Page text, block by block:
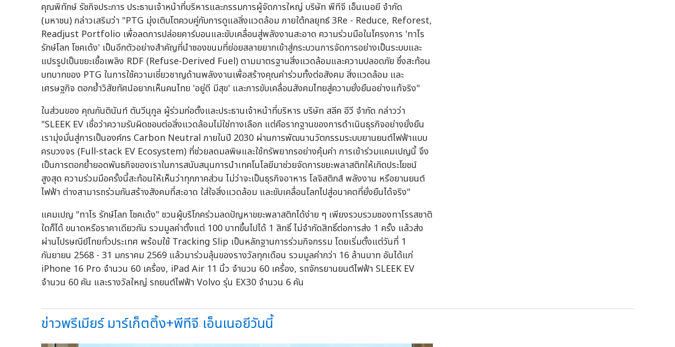
คุณพิทักษ์ รัชกิจประการ ประธานเจ้าหน้าที่บริหารและกรรมการผู้จัดการใหญ่ บริษัท พีทีจี เอ็นเนอยี จำกัด
(มหาชน) กล่าวเสริมว่า "PTG มุ่งเติบโตควบคู่กับการดูแลสิ่งแวดล้อม ภายใต้กลยุทธ์ 3Re - Reduce, Reforest,
Readjust Portfolio เพื่อลดการปล่อยคาร์บอนและขับเคลื่อนสู่พลังงานสะอาด ความร่วมมือในโครงการ 'ทาโร
รักษ์โลก โชคเด้ง' เป็นอีกตัวอย่างสำคัญที่นำซองขนมที่ย่อยสลายยากเข้าสู่กระบวนการจัดการอย่างเป็นระบบและ
แปรรูปเป็นขยะเชื้อเพลิง RDF (Refuse-Derived Fuel) ตามมาตรฐานสิ่งแวดล้อมและความปลอดภัย ซึ่งสะท้อน
บทบาทของ PTG ในการใช้ความเชี่ยวชาญด้านพลังงานเพื่อสร้างคุณค่าร่วมทั้งต่อสังคม สิ่งแวดล้อม และ
เศรษฐกิจ ตอกย้ำวิสัยทัศน์อยากเห็นคนไทย 'อยู่ดี มีสุข' และการขับเคลื่อนสังคมไทยสู่ความยั่งยืนอย่างแท้จริง"
ในส่วนของ คุณกันตินันท์ ตันวีนุกูล ผู้ร่วมก่อตั้งและประธานเจ้าหน้าที่บริหาร บริษัท สลีค อีวี จำกัด กล่าวว่า
"SLEEK EV เชื่อว่าความรับผิดชอบต่อสิ่งแวดล้อมไม่ใช่ทางเลือก แต่คือรากฐานของการดำเนินธุรกิจอย่างยั่งยืน
เรามุ่งมั่นสู่การเป็นองค์กร Carbon Neutral ภายในปี 2030 ผ่านการพัฒนานวัตกรรมระบบยานยนต์ไฟฟ้าแบบ
ครบวงจร (Full-stack EV Ecosystem) ที่ช่วยลดมลพิษและใช้ทรัพยากรอย่างคุ้มค่า การเข้าร่วมแคมเปญนี้ จึง
เป็นการตอกย้ำยอดพันธกิจของเราในการสนับสนุนการนำเทคโนโลยีมาช่วยจัดการขยะพลาสติกให้เกิดประโยชน์
สูงสุด ความร่วมมือครั้งนี้สะท้อนให้เห็นว่าทุกภาคส่วน ไม่ว่าจะเป็นธุรกิจอาหาร โลจิสติกส์ พลังงาน หรือยานยนต์
ไฟฟ้า ต่างสามารถร่วมกันสร้างสังคมที่สะอาด ใส่ใจสิ่งแวดล้อม และขับเคลื่อนโลกไปสู่อนาคตที่ยั่งยืนได้จริง"
แคมเปญ "ทาโร รักษ์โลก โชคเด้ง" ชวนผู้บริโภคร่วมลดปัญหาขยะพลาสติกได้ง่าย ๆ เพียงรวบรวมซองทาโรรสชาติ
ใดก็ได้ ขนาดหรือราคาเดียวกัน รวมมูลค่าตั้งแต่ 100 บาทขึ้นไปได้ 1 สิทธิ์ ไม่จำกัดสิทธิ์ต่อการส่ง 1 ครั้ง แล้วส่ง
ผ่านไปรษณีย์ไทยทั่วประเทศ พร้อมใช้ Tracking Slip เป็นหลักฐานการร่วมกิจกรรม โดยเริ่มตั้งแต่วันที่ 1
กันยายน 2568 - 31 มกราคม 2569 แล้วมาร่วมลุ้นของรางวัลทุกเดือน รวมมูลค่ากว่า 16 ล้านบาท อันได้แก่
iPhone 16 Pro จำนวน 60 เครื่อง, iPad Air 11 นิ้ว จำนวน 60 เครื่อง, รถจักรยานยนต์ไฟฟ้า SLEEK EV
จำนวน 60 คัน และรางวัลใหญ่ รถยนต์ไฟฟ้า Volvo รุ่น EX30 จำนวน 6 คัน
ข่าวพรีเมียร์ มาร์เก็ตติ้ง+พีทีจี เอ็นเนอยีวันนี้